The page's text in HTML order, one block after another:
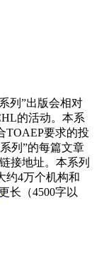
列”出版会相对
的活动。本系
TOAEP要求的投
列”的每篇文章
接地址。本系列
约4万个机构和
长（4500字以